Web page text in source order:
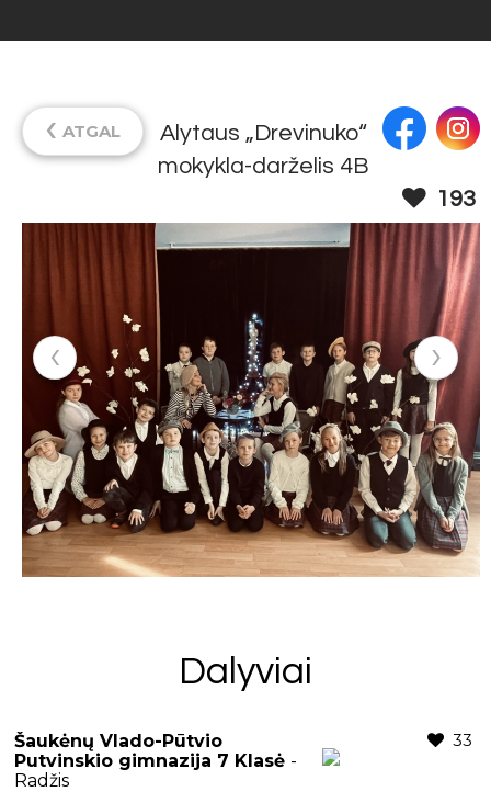
‹ ›
‹ ATGAL
Alytaus „Drevinuko“
mokykla-darželis 4B
193
Dalyviai
Šaukėnų Vlado-Pūtvio
Putvinskio gimnazija 7 Klasė -
Radžis
33